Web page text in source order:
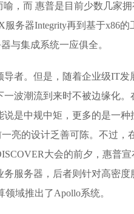
，而 惠普是目前少数几家
务器Integrity再到基于x86的
与集成系统一应俱全。
者。但是，随着企业级IT发
波潮流到来时不被边缘化
是中规中矩，更多的是一种
亮的设计乏善可陈。不过，
大会的前夕，惠普宣
服务器，后者则针对高密
域推出了Apollo系统。